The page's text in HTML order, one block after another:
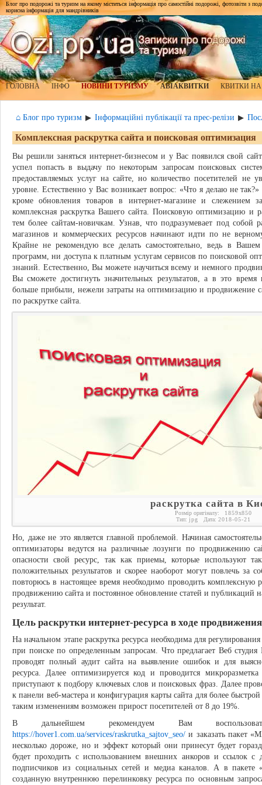
Блог про подорожі та туризм на якому міститься інформація про самостійні подорожі, фотозвіти з
корисна інформація для мандрівників
ГОЛОВНА ІНФО НОВИНИ ТУРИЗМУ АВІАКВИТКИ КВИТКИ
⌂ Блог про туризм ▶ Інформаційні публікації та прес-релізи ▶
Комплексная раскрутка сайта и поисковая оптимизация
Вы решили заняться интернет-бизнесом и у Вас появился свой
успел попасть в выдачу по некоторым запросам поисковых
предоставляемых услуг на сайте, но количество посетителей не
уровне. Естественно у Вас возникает вопрос: «Что я делаю не
кроме обновления товаров в интернет-магазине и слежением
комплексная раскрутка Вашего сайта. Поисковую оптимизацию и
тем более сайтам-новичкам. Узнав, что подразумевает под собой
магазинов и коммерческих ресурсов начинают идти по не
Крайне не рекомендую все делать самостоятельно, ведь в
программ, ни доступа к платным услугам сервисов по поисковой
знаний. Естественно, Вы можете научиться всему и немного
Вы сможете достигнуть значительных результатов, а в это
больше прибыли, нежели затраты на оптимизацию и продвижение
по раскрутке сайта.
раскрутка сайта в
Розмір оригіналу: 1859x850
Тип: jpg Дата: 2018-05-21
Но, даже не это является главной проблемой. Начиная
оптимизаторы ведутся на различные лозунги по продвижению
опасности свой ресурс, так как приемы, которые используют
положительных результатов и скорее наоборот могут повлечь за
повторюсь в настоящее время необходимо проводить комплексную
продвижению сайта и постоянное обновление статей и публикаций
результат.
Цель раскрутки интернет-ресурса в ходе продвижения
На начальном этапе раскрутка ресурса необходима для
при поиске по определенным запросам. Что предлагает Веб
проводят полный аудит сайта на выявление ошибок и для
ресурса. Далее оптимизируется код и проводится
приступают к подбору ключевых слов и поисковых фраз. Далее
к панели веб-мастера и конфигурация карты сайта для более
таким изменениям возможен прирост посетителей от 8 до 19%.
В дальнейшем рекомендуем Вам
https://hover1.com.ua/services/raskrutka_sajtov_seo/ и заказать пакет
несколько дороже, но и эффект который они принесут будет
будет проходить с использованием внешних анкоров и ссылок с
подписчиков из социальных сетей и медиа каналов. А в
созданную внутреннюю перелинковку ресурса по основным